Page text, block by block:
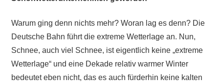
Warum ging denn nichts mehr? Woran lag es denn? Die
Deutsche Bahn führt die extreme Wetterlage an. Nun,
Schnee, auch viel Schnee, ist eigentlich keine „extreme
Wetterlage“ und eine Dekade relativ warmer Winter
bedeutet eben nicht, das es auch fürderhin keine kalten